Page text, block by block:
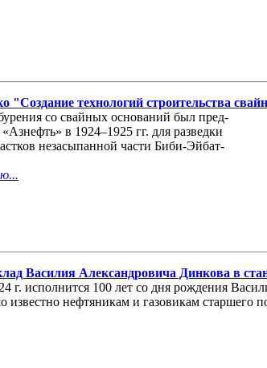
технологий строительства
со свайных оснований был пред-
в 1924–1925 гг. для разведки
незасыпанной части Биби-Эйбат-
Василия Александровича Динкова в
г. исполнится 100 лет со дня рождения
известно нефтяникам и газовикам старшего